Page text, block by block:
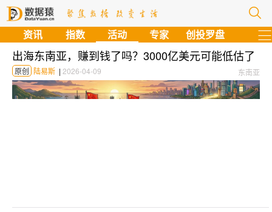
资讯 指数 活动 专家 创投罗盘
出海东南亚，赚到钱了吗？3000亿美元可能低估了
东南亚
原创 陆易斯 | 2026-04-09